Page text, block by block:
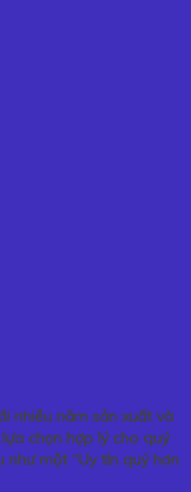
nhiều năm sản xuất và
chọn hợp lý cho quý
một “Uy tín quý hơn